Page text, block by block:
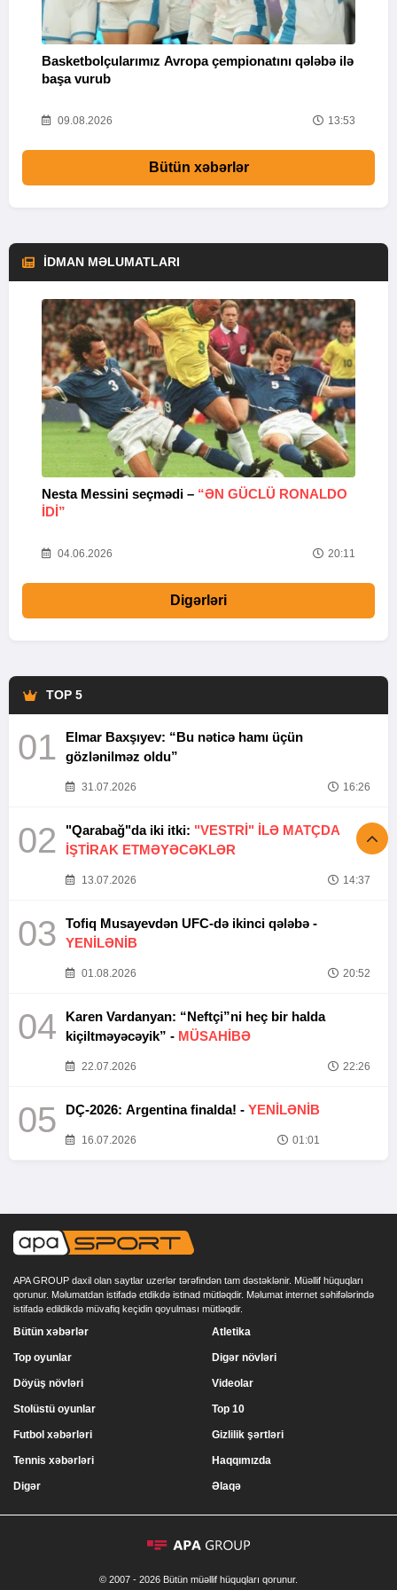
Basketbolçularımız Avropa çempionatını qələbə ilə
başa vurub
09.08.2026 13:53
Bütün xəbərlər
İDMAN MƏLUMATLARI
Nesta Messini seçmədi – “ƏN GÜCLÜ RONALDO
IDI”
04.06.2026 20:11
Digərləri
TOP 5
01
Elmar Baxşıyev: “Bu nəticə hamı üçün
gözlənilməz oldu”
31.07.2026 16:26
02 "Qarabağ"da iki itki: "VESTRİ" İLƏ MATÇDA
İŞTİRAK ETMƏYƏCƏKLƏR
13.07.2026 14:37
03
Tofiq Musayevdən UFC-də ikinci qələbə -
YENİLƏNİB
01.08.2026 20:52
04
Karen Vardanyan: “Neftçi”ni heç bir halda
kiçiltməyəcəyik” - MÜSAHİBƏ
22.07.2026 22:26
05 DÇ-2026: Argentina finalda! - YENİLƏNİB
16.07.2026 01:01
APA GROUP daxil olan saytlar uzerlər tərəfindən tam dəstəklənir. Müəllif hüquqları
qorunur. Məlumatdan istifadə etdikdə istinad mütləqdir. Məlumat internet səhifələrində
istifadə edildikdə müvafiq keçidin qoyulması mütləqdir.
Bütün xəbərlər
Top oyunlar
Döyüş növləri
Stolüstü oyunlar
Atletika
Digər növləri
Videolar
Top 10
Futbol xəbərləri
Tennis xəbərləri
Digər
Gizlilik şərtləri
Haqqımızda
Əlaqə
© 2007 - 2026 Bütün müəllif hüquqları qorunur.